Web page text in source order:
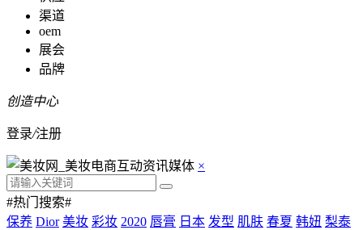
渠道
oem
展会
品牌
创造中心
登录/注册
×
#热门搜索#
保养 Dior 美妆 彩妆 2020 唇膏 日本 发型 肌肤 春夏 韩妞 梨泰